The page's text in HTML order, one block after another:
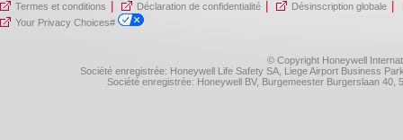
Termes et conditions Déclaration de confidentialité Désinscription globale
Your Privacy Choices#
© Copyright Honeywell
Société enregistrée: Honeywell Life Safety SA, Liege Airport Business
Société enregistrée: Honeywell BV, Burgemeester Burgerslaan